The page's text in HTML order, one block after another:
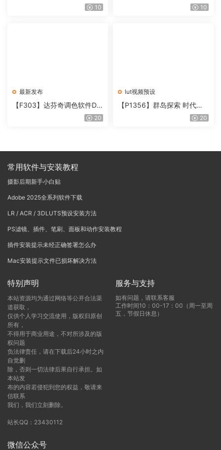
件 Contour V2.2.2 WinMac10
片质感DCTL节点调色预设 M
10
最新发布
【F303】达芬奇调色软件Da
Vinci Resolve Studio21.0.320
lut视频预设
【P1356】群岛探索 时代马
戏团 – QUEST 60 调色预设A
20
常用软件与安装教程
摄影后期新手小白贴
Adobe 2025全系列软件下载
LR / ACR / 3DLUTS预设安装方法
PS滤镜、插件、笔刷、面板和动作安装教程
插件安装提示未经正确签署怎么办
Mac安装提示文件已损坏解决方法
特别声明
本站资源均为通过网络等公开合法渠
道获取，
仅供个人学习交流使用，版权归原创
所有，
不得用于商业用途，不对所涉及的版
权问题
负法律责任，请在下载后24小时之内
自觉删
除，否则一切法律后果自行承担。如
本站发
布的内容若侵犯到您的权益，敬请来
信联系
我们，我们立刻删除。
站长QQ：23430112
服务与支持
如有问题，请联系客服
工作时间10：00-17：00（周一至周
五，节假日休息）
微信公众号